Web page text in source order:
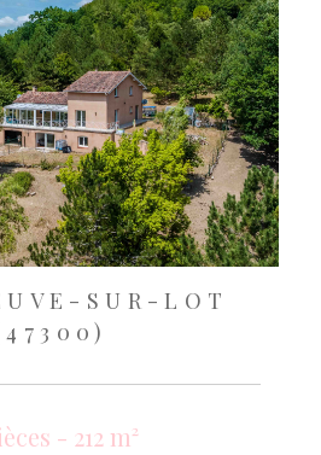
SUR-LOT
- 212 m²